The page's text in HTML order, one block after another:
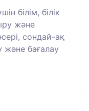
білім, білік
және
сондай-ақ
бағалау